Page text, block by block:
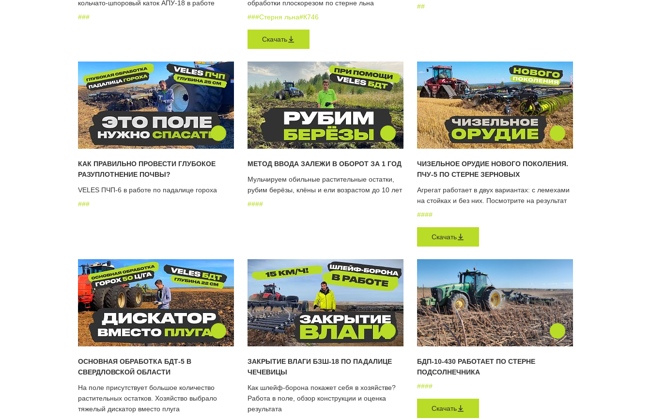
кольчато-шпоровый каток АПУ-18 в работе
###
обработки плоскорезом по стерне льна
###Стерня льна#К746
Скачать
##
КАК ПРАВИЛЬНО ПРОВЕСТИ ГЛУБОКОЕ
РАЗУПЛОТНЕНИЕ ПОЧВЫ?
VELES ПЧП-6 в работе по падалице гороха
###
МЕТОД ВВОДА ЗАЛЕЖИ В ОБОРОТ ЗА 1 ГОД
Мульчируем обильные растительные остатки,
рубим берёзы, клёны и ели возрастом до 10 лет
####
ЧИЗЕЛЬНОЕ ОРУДИЕ НОВОГО ПОКОЛЕНИЯ.
ПЧУ-5 ПО СТЕРНЕ ЗЕРНОВЫХ
Агрегат работает в двух вариантах: с лемехами
на стойках и без них. Посмотрите на результат
####
Скачать
ОСНОВНАЯ ОБРАБОТКА БДТ-5 В
СВЕРДЛОВСКОЙ ОБЛАСТИ
На поле присутствует большое количество
растительных остатков. Хозяйство выбрало
тяжелый дискатор вместо плуга
ЗАКРЫТИЕ ВЛАГИ БЗШ-18 ПО ПАДАЛИЦЕ
ЧЕЧЕВИЦЫ
Как шлейф-борона покажет себя в хозяйстве?
Работа в поле, обзор конструкции и оценка
результата
БДП-10-430 РАБОТАЕТ ПО СТЕРНЕ
ПОДСОЛНЕЧНИКА
####
Скачать